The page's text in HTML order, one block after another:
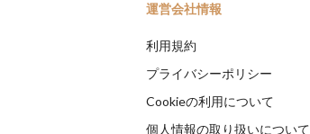
運営会社情報
利用規約
プライバシーポリシー
Cookieの利用について
個人情報の取り扱いについて